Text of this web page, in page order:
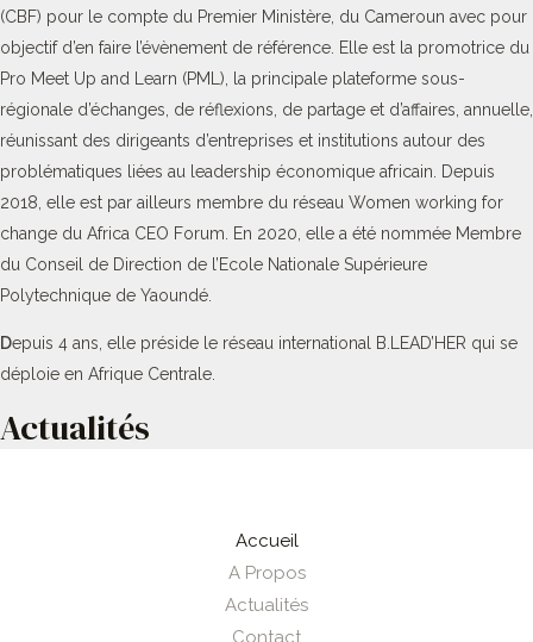
(CBF) pour le compte du Premier Ministère, du Cameroun avec pour
objectif d’en faire l’évènement de référence. Elle est la promotrice du
Pro Meet Up and Learn (PML), la principale plateforme sous-
régionale d’échanges, de réflexions, de partage et d’affaires, annuelle,
réunissant des dirigeants d’entreprises et institutions autour des
problématiques liées au leadership économique africain. Depuis
2018, elle est par ailleurs membre du réseau Women working for
change du Africa CEO Forum. En 2020, elle a été nommée Membre
du Conseil de Direction de l’Ecole Nationale Supérieure
Polytechnique de Yaoundé.
Depuis 4 ans, elle préside le réseau international B.LEAD’HER qui se
déploie en Afrique Centrale.
Actualités
Accueil
A Propos
Actualités
Contact